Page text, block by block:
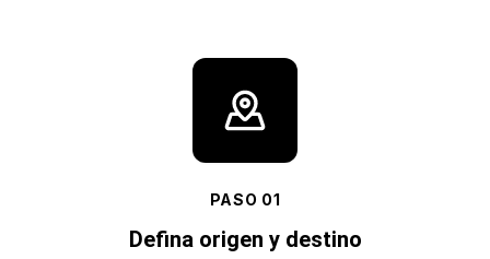
PASO 01
Defina origen y destino